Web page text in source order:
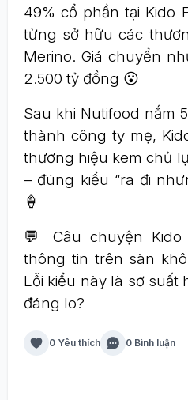
49% cổ phần tại Kido
từng sở hữu các
Merino. Giá chuyển
2.500 tỷ đồng 😮
Sau khi Nutifood nắm
thành công ty mẹ,
thương hiệu kem chủ
– đúng kiểu “ra đi
🍦
💬 Câu chuyện
thông tin trên sàn
Lỗi kiểu này là sơ suất
đáng lo?
0 Yêu thích 0 Bình luận